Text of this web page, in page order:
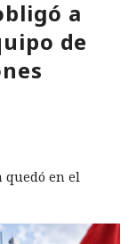
a
de
quedó en el